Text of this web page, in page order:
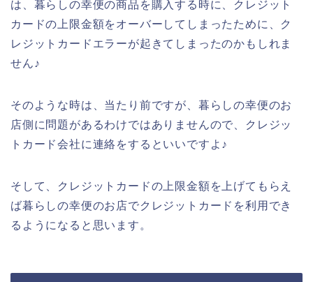
は、暮らしの幸便の商品を購入する時に、クレジット
カードの上限金額をオーバーしてしまったために、ク
レジットカードエラーが起きてしまったのかもしれま
せん♪
そのような時は、当たり前ですが、暮らしの幸便のお
店側に問題があるわけではありませんので、クレジッ
トカード会社に連絡をするといいですよ♪
そして、クレジットカードの上限金額を上げてもらえ
ば暮らしの幸便のお店でクレジットカードを利用でき
るようになると思います。